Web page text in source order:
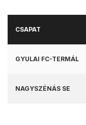
CSAPAT
GYULAI FC-TERMÁL
NAGYSZÉNÁS SE